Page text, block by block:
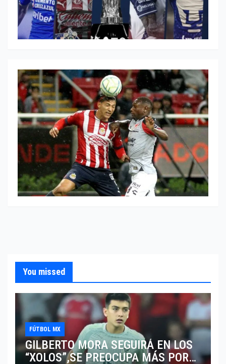
You missed
FÚTBOL MX
GILBERTO MORA SEGUIRÁ EN LOS
“XOLOS”,SE PREOCUPA MÁS POR